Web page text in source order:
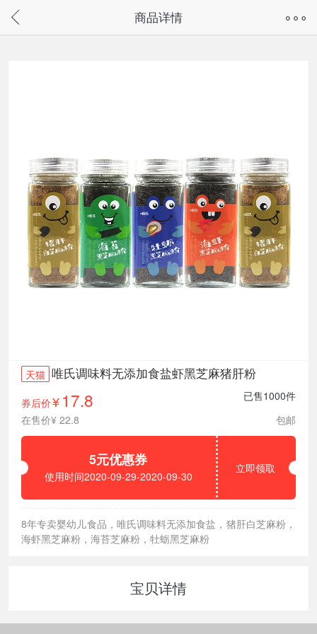
请通过微信或支付宝搜“奇兔客小程序”访问
商品详情
天猫 唯氏调味料无添加食盐虾黑芝麻猪肝粉
券后价¥ 17.8
已售1000件
在售价¥ 22.8
包邮
5元优惠券
使用时间2020-09-29-2020-09-30
立即领取
8年专卖婴幼儿食品，唯氏调味料无添加食盐，猪肝白芝麻粉，
海虾黑芝麻粉，海苔芝麻粉，牡蛎黑芝麻粉
宝贝详情